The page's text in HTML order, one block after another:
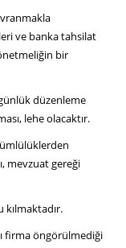
ve banka tahsilat
bir
düzenleme
lehe olacaktır.
mevzuat gereği
firma öngörülmediği